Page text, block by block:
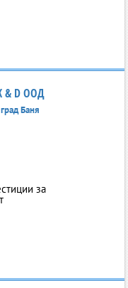
& D ООД
град Баня
за